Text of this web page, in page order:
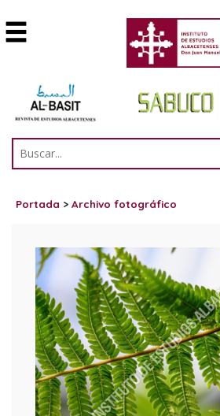
Portada > Archivo fotográfico